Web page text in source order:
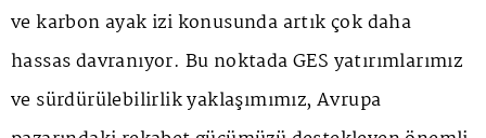
ve karbon ayak izi konusunda artık çok daha
hassas davranıyor. Bu noktada GES yatırımlarımız
ve sürdürülebilirlik yaklaşımımız, Avrupa